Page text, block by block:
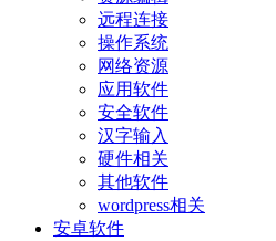
远程连接
操作系统
网络资源
应用软件
安全软件
汉字输入
硬件相关
其他软件
wordpress相关
安卓软件